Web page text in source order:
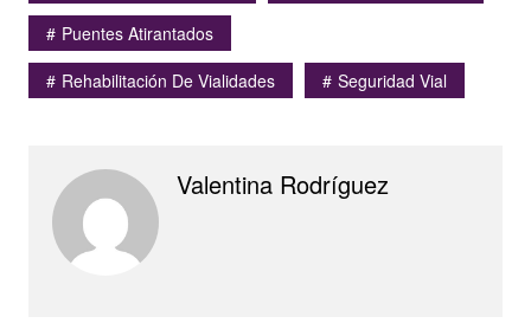
Puentes Atirantados
Rehabilitación De Vialidades
Seguridad Vial
Valentina Rodríguez